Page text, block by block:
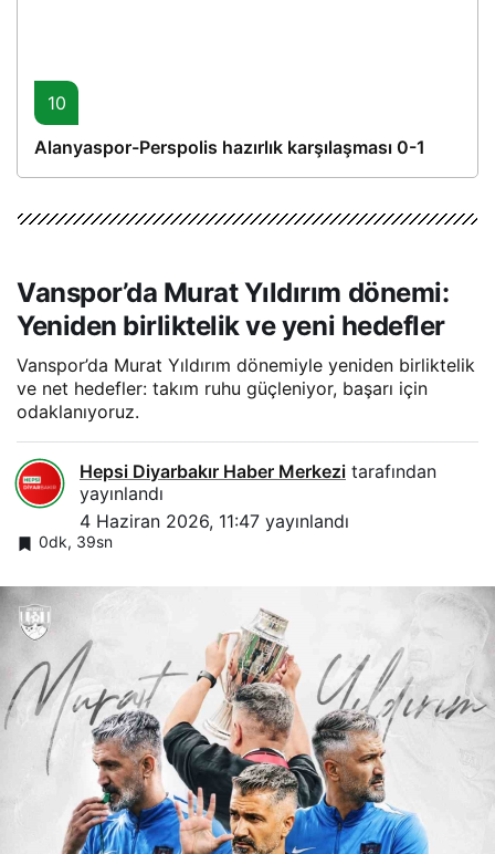
10
Alanyaspor-Perspolis hazırlık karşılaşması 0-1
Vanspor’da Murat Yıldırım dönemi:
Yeniden birliktelik ve yeni hedefler
Vanspor’da Murat Yıldırım dönemiyle yeniden birliktelik
ve net hedefler: takım ruhu güçleniyor, başarı için
odaklanıyoruz.
Hepsi Diyarbakır Haber Merkezi tarafından
yayınlandı
4 Haziran 2026, 11:47 yayınlandı
0dk, 39sn